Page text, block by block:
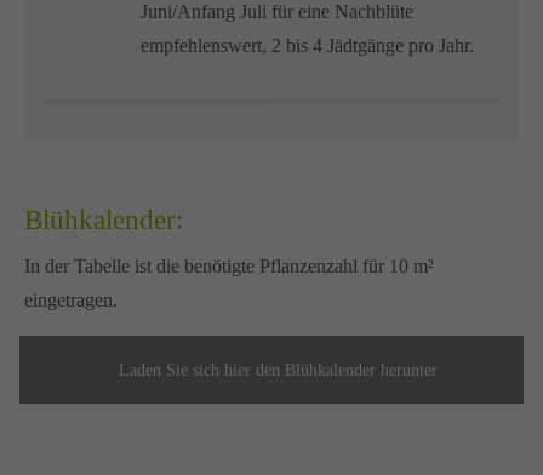
Juni/Anfang Juli für eine Nachblüte
empfehlenswert, 2 bis 4 Jädtgänge pro Jahr.
Blühkalender:
In der Tabelle ist die benötigte Pflanzenzahl für 10 m²
eingetragen.
Laden Sie sich hier den Blühkalender herunter